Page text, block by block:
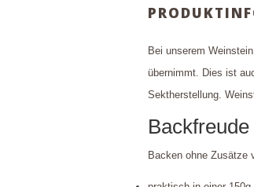
Bei unserem
übernimmt. Dies ist
Sektherstellung.
Backen ohne Zusätze